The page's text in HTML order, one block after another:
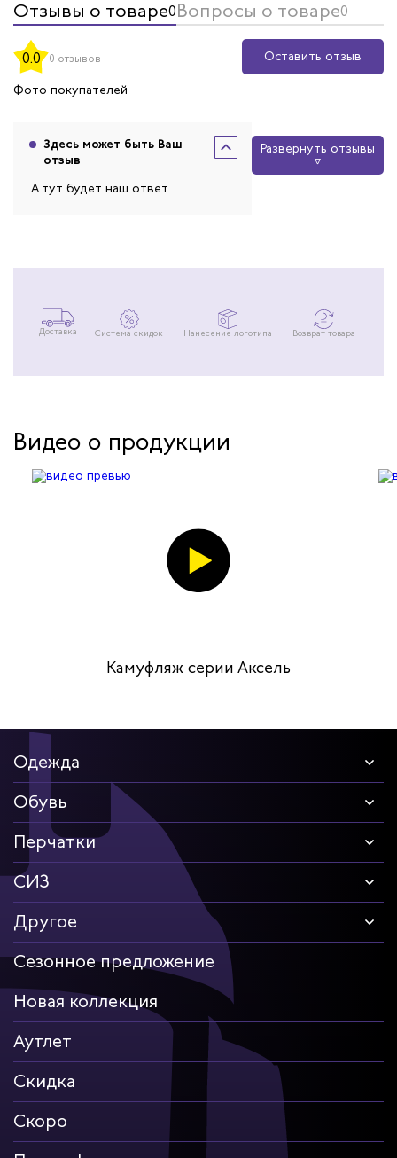
Отзывы о товаре0Вопросы о товаре0
0.0 0 отзывов
Оставить отзыв
Фото покупателей
Здесь может быть Ваш
отзыв
А тут будет наш ответ
Развернуть отзывы
Доставка Система скидок Нанесение логотипа Возврат товара
Видео о продукции
Камуфляж серии Аксель
Одежда
Обувь
Перчатки
СИЗ
Другое
Сезонное предложение
Новая коллекция
Аутлет
Скидка
Скоро